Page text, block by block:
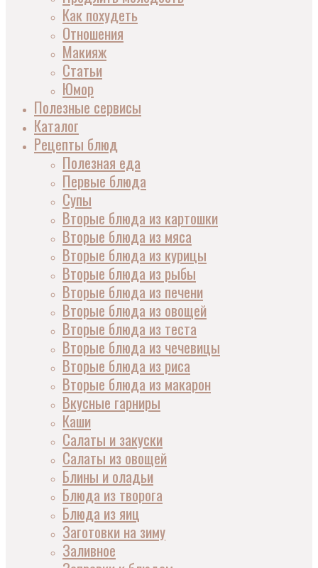
Как похудеть
Отношения
Макияж
Статьи
Юмор
Полезные сервисы
Каталог
Рецепты блюд
Полезная еда
Первые блюда
Супы
Вторые блюда из картошки
Вторые блюда из мяса
Вторые блюда из курицы
Вторые блюда из рыбы
Вторые блюда из печени
Вторые блюда из овощей
Вторые блюда из теста
Вторые блюда из чечевицы
Вторые блюда из риса
Вторые блюда из макарон
Вкусные гарниры
Каши
Салаты и закуски
Салаты из овощей
Блины и оладьи
Блюда из творога
Блюда из яиц
Заготовки на зиму
Заливное